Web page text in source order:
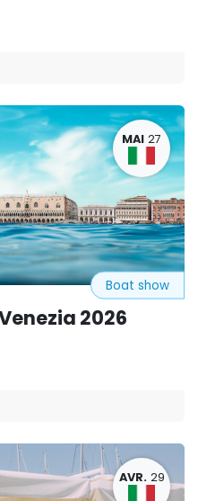
MAI 27
2026
Boat show
AVR. 29